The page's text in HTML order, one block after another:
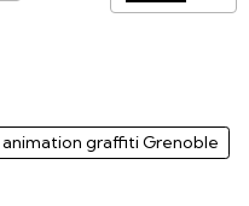
animation graffiti Grenoble